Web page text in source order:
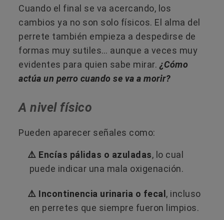
Cuando el final se va acercando, los
cambios ya no son solo físicos. El alma del
perrete también empieza a despedirse de
formas muy sutiles… aunque a veces muy
evidentes para quien sabe mirar. ¿Cómo
actúa un perro cuando se va a morir?
A nivel físico
Pueden aparecer señales como:
⚠️ Encías pálidas o azuladas, lo cual
puede indicar una mala oxigenación.
⚠️ Incontinencia urinaria o fecal, incluso
en perretes que siempre fueron limpios.